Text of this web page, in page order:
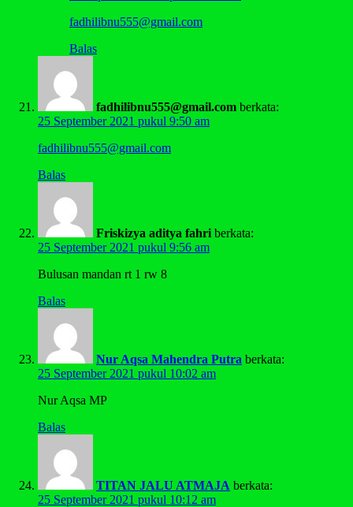
fadhilibnu555@gmail.com
Balas
fadhilibnu555@gmail.com berkata:
25 September 2021 pukul 9:50 am
fadhilibnu555@gmail.com
Balas
Friskizya aditya fahri berkata:
25 September 2021 pukul 9:56 am
Bulusan mandan rt 1 rw 8
Balas
Nur Aqsa Mahendra Putra berkata:
25 September 2021 pukul 10:02 am
Nur Aqsa MP
Balas
TITAN JALU ATMAJA berkata:
25 September 2021 pukul 10:12 am